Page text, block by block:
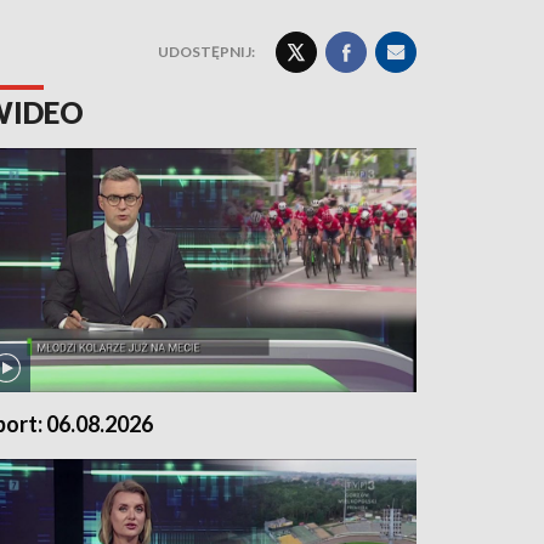
UDOSTĘPNIJ:
06.08.2026